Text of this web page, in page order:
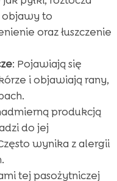
objawy to
oraz łuszczenie
: Pojawiają się
i objawiają rany,
produkcją
do jej
wynika z alergii
tej pasożytniczej